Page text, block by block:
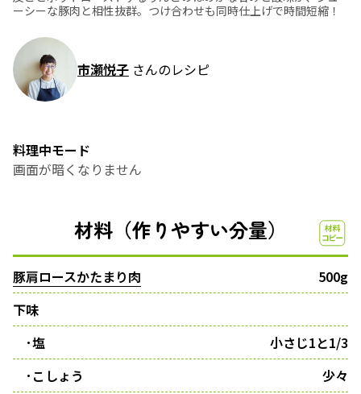
ーシーな豚肉と相性抜群。つけ合わせも同時仕上げで時間短縮！
市瀬悦子 さんのレシピ
料理中モード
画面が暗くなりません
材料（作りやすい分量）
豚肩ロースかたまり肉
500g
下味
･塩
小さじ1と1/3
･こしょう
少々